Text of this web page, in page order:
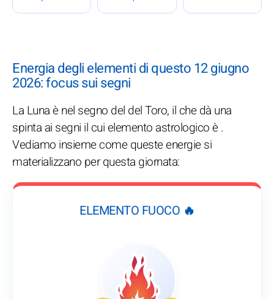
Energia degli elementi di questo 12 giugno
2026: focus sui segni
La Luna è nel segno del del Toro, il che dà una
spinta ai segni il cui elemento astrologico è .
Vediamo insieme come queste energie si
materializzano per questa giornata:
ELEMENTO FUOCO 🔥